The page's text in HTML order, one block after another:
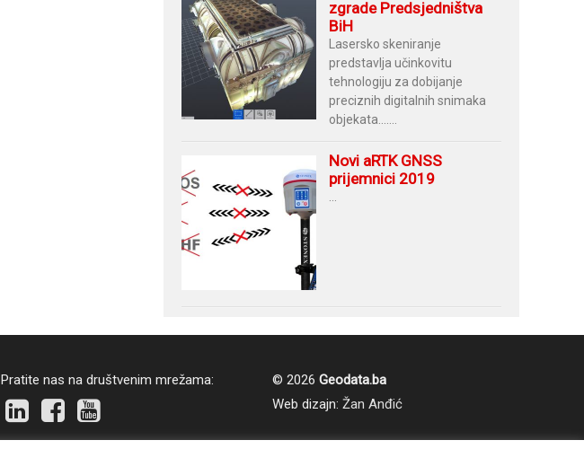
zgrade Predsjedništva
BiH
Lasersko skeniranje
predstavlja učinkovitu
tehnologiju za dobijanje
preciznih digitalnih snimaka
objekata.......
Novi aRTK GNSS
prijemnici 2019
Pratite nas na društvenim mrežama: © 2026 Geodata.ba
Web dizajn: Žan Anđić